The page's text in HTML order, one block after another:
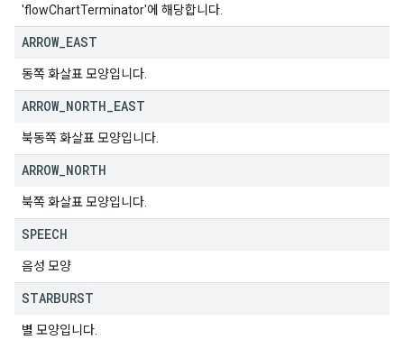
'flowChartTerminator'에 해당합니다.
ARROW_ EAST
동쪽 화살표 모양입니다.
ARROW_ NORTH EAST
북동쪽 화살표 모양입니다.
ARROW_ NORTH
북쪽 화살표 모양입니다.
SPEECH
음성 모양
STARBURST
별 모양입니다.